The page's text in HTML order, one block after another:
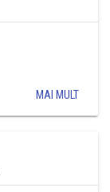
MAI MULT